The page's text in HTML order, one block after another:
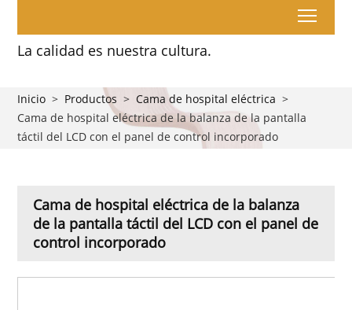
La calidad es nuestra cultura.
Inicio > Productos > Cama de hospital eléctrica >
Cama de hospital eléctrica de la balanza de la pantalla
táctil del LCD con el panel de control incorporado
Cama de hospital eléctrica de la balanza
de la pantalla táctil del LCD con el panel de
control incorporado